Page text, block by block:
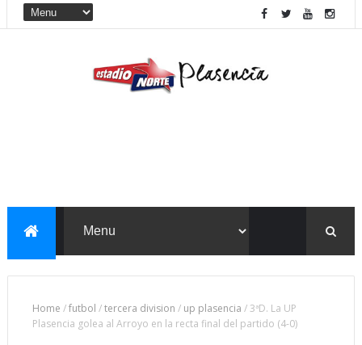
Home /futbol /tercera division / up plasencia /3ªD. La UP
Plasencia golea al Arroyo en la recta final del partido (4-0)